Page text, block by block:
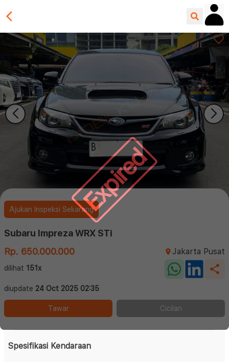
Expired
Ajukan Inspeksi Sekarang
Subaru Impreza WRX STi
Rp. 650.000.000
Jakarta Pusat
dilihat 151x
diupdate 24 Oct 2025 02:35
Tawar Cicilan
Spesifikasi Kendaraan